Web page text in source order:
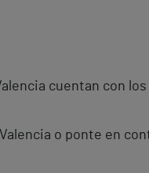
cuentan con
o ponte en